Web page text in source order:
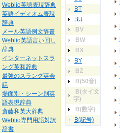
BT
BU
BV
BW
BX
BY
BZ
B(50音)
B(タイ文
字)
B(数字)
B(記号)
Weblio英語表現辞典
英語イディオム表現
辞典
メール英語例文辞書
Weblio英語言い回し
辞典
インターネットスラ
ング英和辞典
最強のスラング英会
話
場面別・シーン別英
語表現辞典
斎藤和英大辞典
Weblio専門用語対訳
辞書